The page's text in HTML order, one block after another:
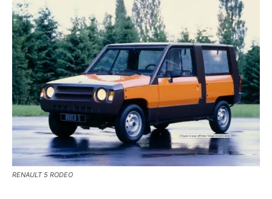
RENAULT 5 RODEO